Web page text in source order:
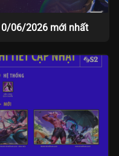
06/2026 mới nhất